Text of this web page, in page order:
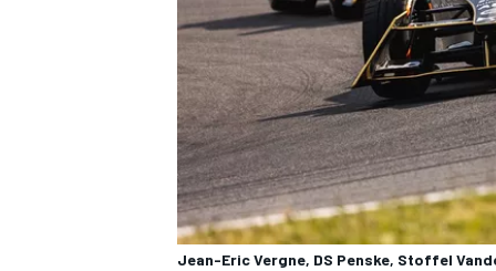
MÁS CATEGORÍAS
Jean-Eric Vergne, DS Penske, Stoffel